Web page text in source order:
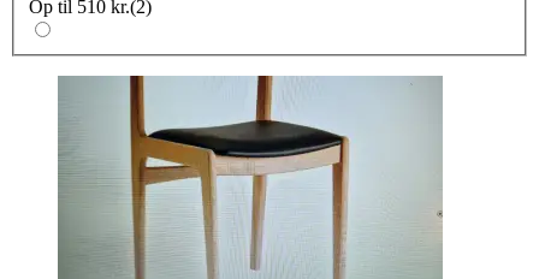
Op til 510 kr.(2)